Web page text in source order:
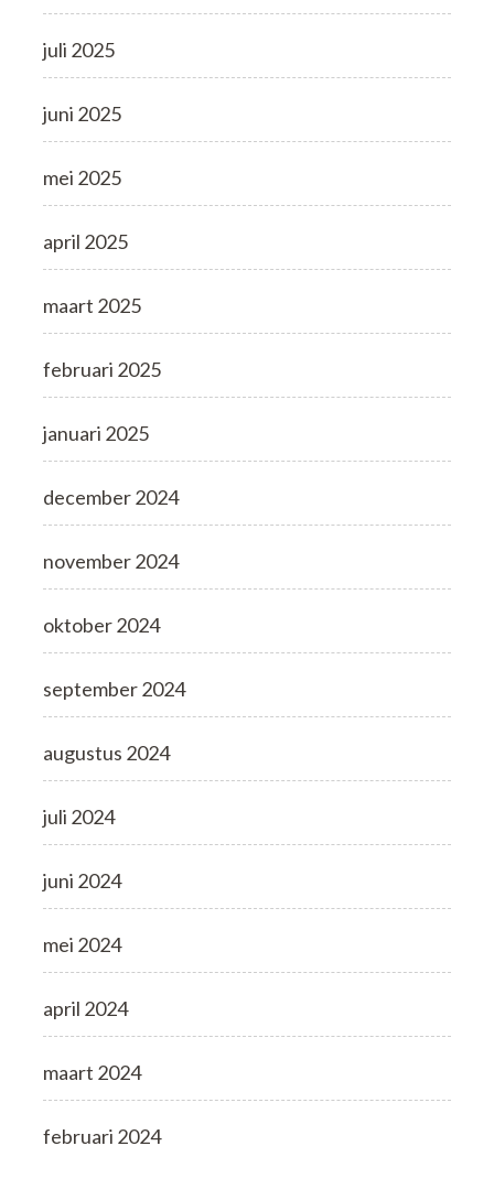
juli 2025
juni 2025
mei 2025
april 2025
maart 2025
februari 2025
januari 2025
december 2024
november 2024
oktober 2024
september 2024
augustus 2024
juli 2024
juni 2024
mei 2024
april 2024
maart 2024
februari 2024